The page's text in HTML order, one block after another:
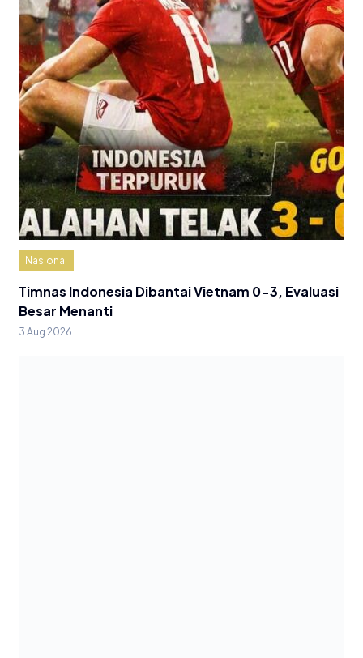
Nasional
Timnas Indonesia Dibantai Vietnam 0-3, Evaluasi
Besar Menanti
3 Aug 2026